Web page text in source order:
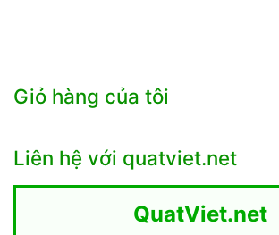
Giỏ hàng của tôi
Liên hệ với quatviet.net
QuatViet.net